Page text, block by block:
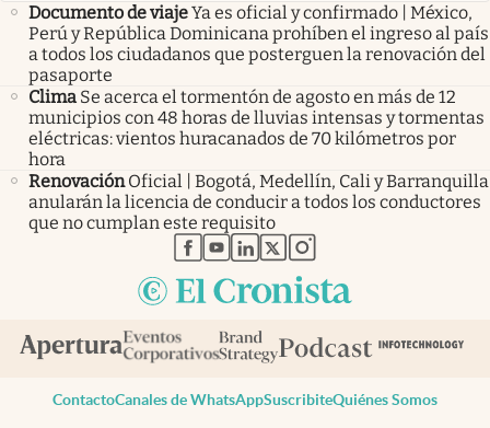
Documento de viajeYa es oficial y confirmado | México,
Perú y República Dominicana prohíben el ingreso al país
a todos los ciudadanos que posterguen la renovación del
pasaporte
Clima Se acerca el tormentón de agosto en más de 12
municipios con 48 horas de lluvias intensas y tormentas
eléctricas: vientos huracanados de 70 kilómetros por
hora
Renovación Oficial | Bogotá, Medellín, Cali y Barranquilla
anularán la licencia de conducir a todos los conductores
que no cumplan este requisito
abre en nueva pestaña
abre en nueva pestaña
abre en nueva pestaña
abre en nueva pestaña
abre en nueva pestaña
ContactoCanales de WhatsAppSuscribiteQuiénes Somos